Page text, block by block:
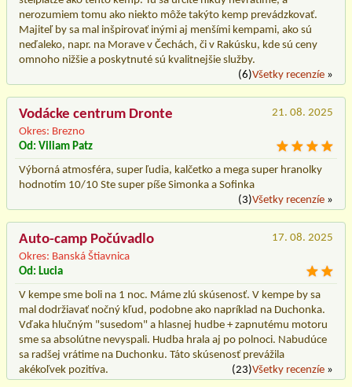
nerozumiem tomu ako niekto môže takýto kemp prevádzkovať.
Majiteľ by sa mal inšpirovať inými aj menšími kempami, ako sú
neďaleko, napr. na Morave v Čechách, či v Rakúsku, kde sú ceny
omnoho nižšie a poskytnuté sú kvalitnejšie služby.
(6)Všetky recenzíe »
Vodácke centrum Dronte
Okres: Brezno
21. 08. 2025
Od: Viliam Patz
Výborná atmosféra, super ľudia, kalčetko a mega super hranolky
hodnotím 10/10 Ste super píše Simonka a Sofinka
(3)Všetky recenzíe »
Auto-camp Počúvadlo
Okres: Banská Štiavnica
17. 08. 2025
Od: Lucia
V kempe sme boli na 1 noc. Máme zlú skúsenosť. V kempe by sa
mal dodržiavať nočný kľud, podobne ako napríklad na Duchonka.
Vďaka hlučným "susedom" a hlasnej hudbe + zapnutému motoru
sme sa absolútne nevyspali. Hudba hrala aj po polnoci. Nabudúce
sa radšej vrátime na Duchonku. Táto skúsenosť prevážila
akékoľvek pozitíva.
(23)Všetky recenzíe »